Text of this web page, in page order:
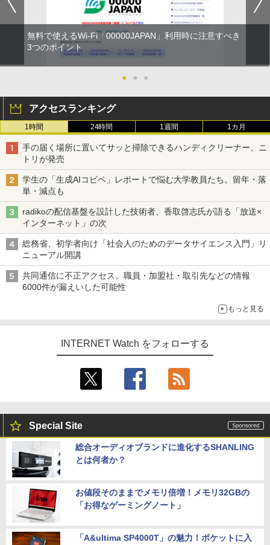
無料で使えるWi-Fi「00000JAPAN」利用時に注意すべき
3つのポイント
● ● ●
アクセスランキング
1時間 24時間 1週間 1カ月
手の届く場所に置いてサッと掃除できるハンディクリーナー、ニ
トリが発売
学生の「生成AIコピペ」レポートで悩む大学教員たち。留年・落
単・減点も
radikoの配信基盤を設計した技術者、香取啓志氏が語る「放送×
インターネット」の次
総務省、初学者向け「社会人のためのデータサイエンス入門」リ
ニューアル開講
共同通信に不正アクセス。職員・加盟社・取引先などの情報
6000件が漏えいした可能性
もっと見る
INTERNET Watch をフォローする
Special Site
総合オーディオブランドに進化するSHANLING
とは何者か？
お値段そのままでメモリ倍増！メモリ32GBの
「お得なゲーミングノート」
「A&ultima SP4000T」の魅力！ポケットに入